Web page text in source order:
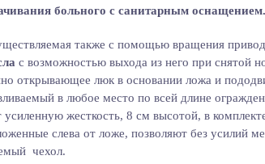
больного с санитарным оснащением.
также с помощью вращения
с возможностью выхода из него при снятой
открывающее люк в основании ложа и
в любое место по всей длине
усиленную жесткость, 8 см высотой, в
слева от ложе, позволяют без усилий
чехол.